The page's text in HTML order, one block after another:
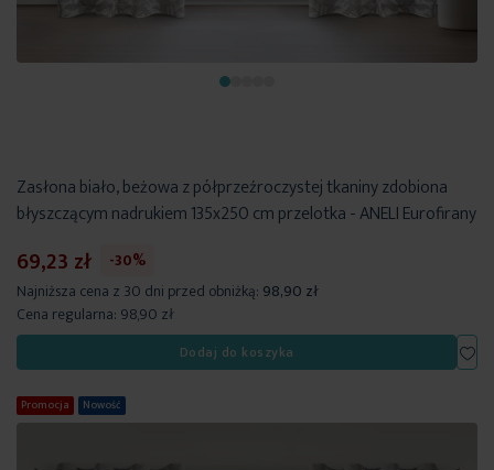
Zasłona biało, beżowa z półprzeźroczystej tkaniny zdobiona
błyszczącym nadrukiem 135x250 cm przelotka - ANELI Eurofirany
69,23 zł
-30%
Najniższa cena z 30 dni przed obniżką: 98,90 zł
Cena regularna: 98,90 zł
Dodaj do koszyka
Promocja Nowość